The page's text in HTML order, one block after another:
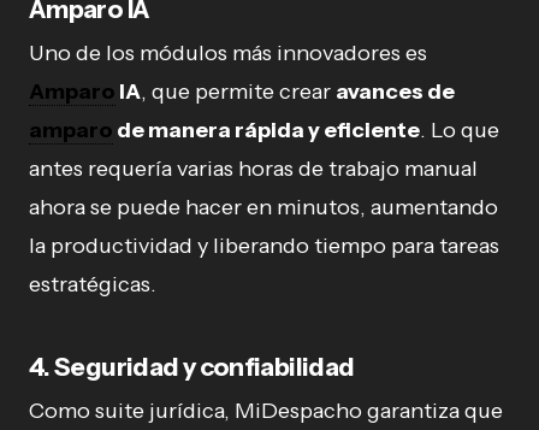
Amparo IA
Uno de los módulos más innovadores es
Amparo IA, que permite crear avances de
amparo de manera rápida y eficiente. Lo que
antes requería varias horas de trabajo manual
ahora se puede hacer en minutos, aumentando
la productividad y liberando tiempo para tareas
estratégicas.
4. Seguridad y confiabilidad
Como suite jurídica, MiDespacho garantiza que